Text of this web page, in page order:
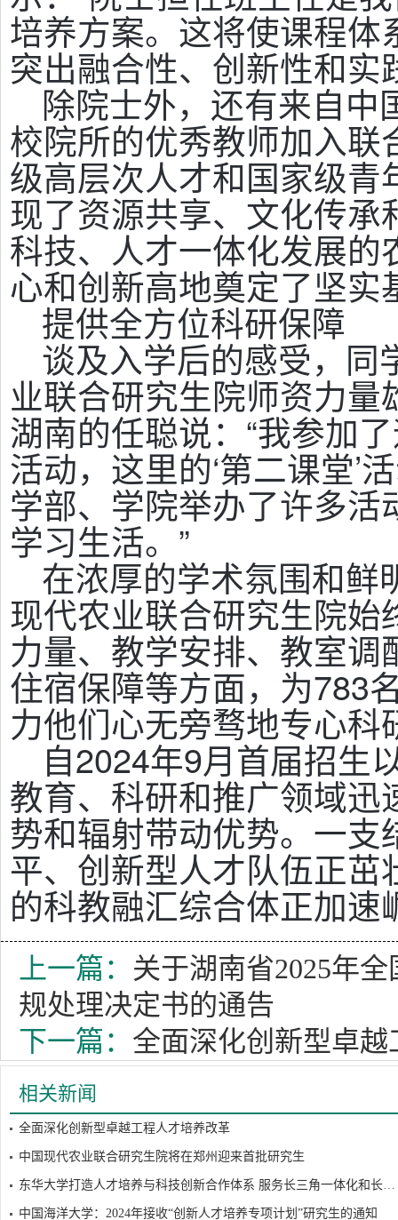
培养方案。这将使课程
突出融合性、创新性和实
除院士外，还有来自中
校院所的优秀教师加入
级高层次人才和国家级
现了资源共享、文化传
科技、人才一体化发展
心和创新高地奠定了坚实
提供全方位科研保障
谈及入学后的感受，同
业联合研究生院师资力
湖南的任聪说：“我参加
活动，这里的‘第二课堂’
学部、学院举办了许多
学习生活。”
在浓厚的学术氛围和鲜
现代农业联合研究生院
力量、教学安排、教室
住宿保障等方面，为783
力他们心无旁骛地专心科
自2024年9月首届招生
教育、科研和推广领域
势和辐射带动优势。一
平、创新型人才队伍正
的科教融汇综合体正加速
上一篇： 关于湖南省2025年
规处理决定书的通告
下一篇： 全面深化创新型卓
相关新闻
全面深化创新型卓越工程人才培养改革
中国现代农业联合研究生院将在郑州迎来首批研究生
东华大学打造人才培养与科技创新合作体系 服务长三角一体化和长江经济带高质量发展
中国海洋大学：2024年接收“创新人才培养专项计划”研究生的通知